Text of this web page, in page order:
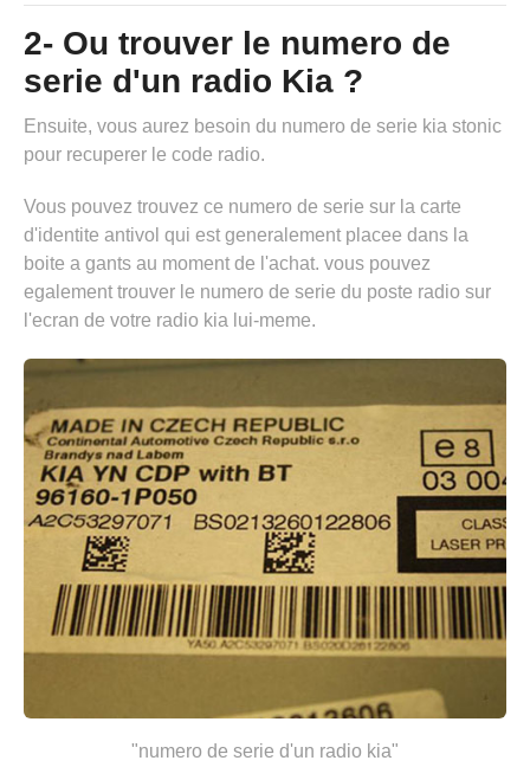
2- Ou trouver le numero de
serie d'un radio Kia ?
Ensuite, vous aurez besoin du numero de serie kia stonic
pour recuperer le code radio.
Vous pouvez trouvez ce numero de serie sur la carte
d'identite antivol qui est generalement placee dans la
boite a gants au moment de l'achat. vous pouvez
egalement trouver le numero de serie du poste radio sur
l'ecran de votre radio kia lui-meme.
"numero de serie d'un radio kia"